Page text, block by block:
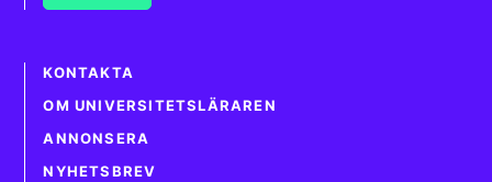
KONTAKTA
OM UNIVERSITETSLÄRAREN
ANNONSERA
NYHETSBREV